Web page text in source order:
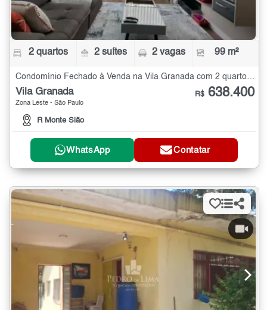
2 quartos 2 suítes 2 vagas 99 m²
Condomínio Fechado à Venda na Vila Granada com 2 quartos - 99 m²
Vila Granada
Zona Leste - São Paulo
R Monte Sião
R$ 638.400
WhatsApp Contatar